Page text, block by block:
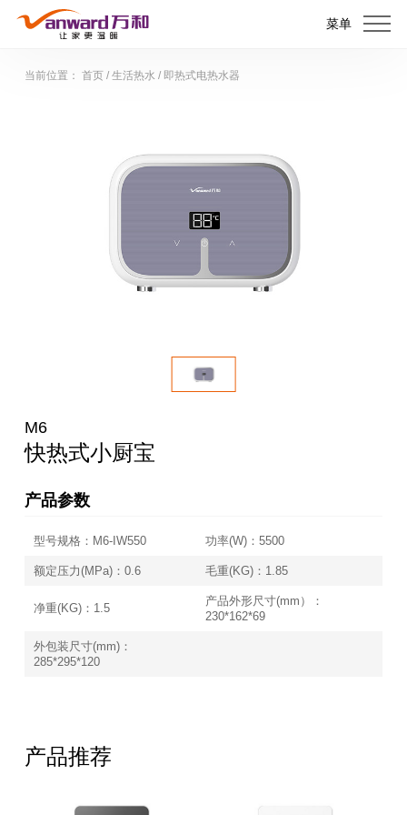
菜单
当前位置： 首页/ 生活热水 / 即热式电热水器
M6
快热式小厨宝
产品参数
型号规格：M6-IW550 功率(W)：5500
额定压力(MPa)：0.6 毛重(KG)：1.85
净重(KG)：1.5
产品外形尺寸(mm）：
230*162*69
外包装尺寸(mm)：
285*295*120
产品推荐